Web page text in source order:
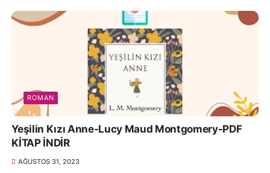
ROMAN
Yeşilin Kızı Anne-Lucy Maud Montgomery-PDF
KİTAP İNDİR
AĞUSTOS 31, 2023